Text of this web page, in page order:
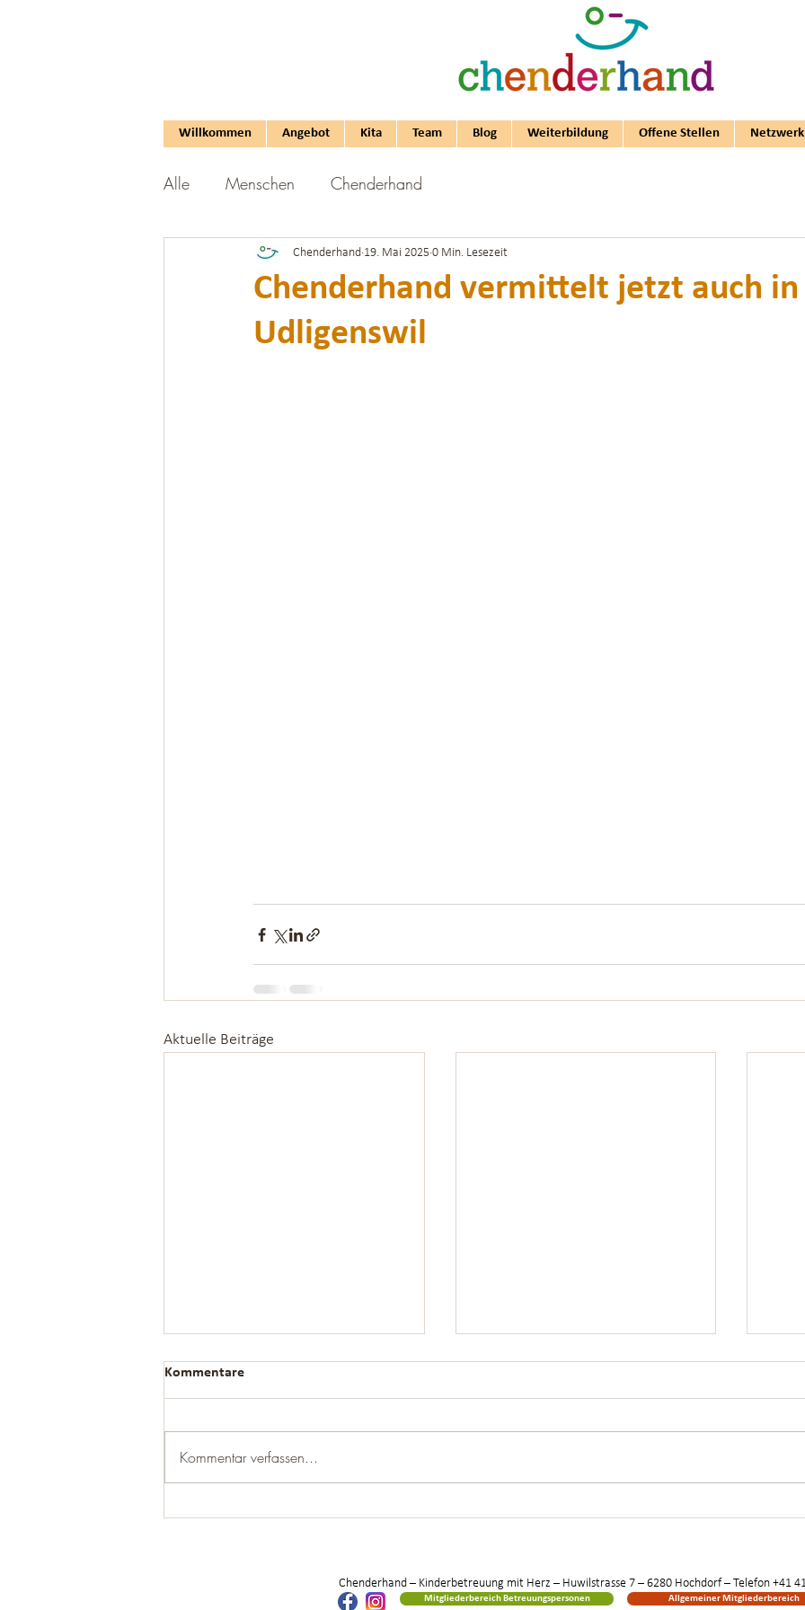
Willkommen Angebot Kita Team Blog Weiterbildung Offene Stellen Netzwerk
Alle Menschen Chenderhand
Chenderhand vermittelt jetzt auch in
Udligenswil
Chenderhand 19. Mai 2025 0 Min. Lesezeit
Aktuelle Beiträge
Kommentare
Kommentar verfassen...
Chenderhand – Kinderbetreuung mit Herz – Huwilstrasse 7 – 6280 Hochdorf – Telefon +41
Allgemeiner Mitgliederbereich
Mitgliederbereich Betreuungspersonen